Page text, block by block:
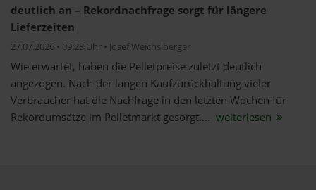
deutlich an – Rekordnachfrage sorgt für längere
Lieferzeiten
27.07.2026 • 09:23 Uhr • Josef Weichslberger
Wie erwartet, haben die Pelletpreise zuletzt deutlich
angezogen. Nach der langen Kaufzurückhaltung vieler
Verbraucher hat die Nachfrage in den letzten Wochen für
Rekordumsätze im Pelletmarkt gesorgt.... weiterlesen